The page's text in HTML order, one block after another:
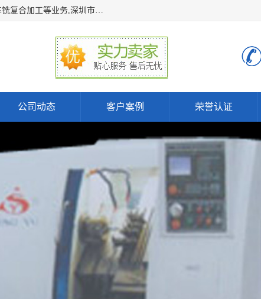
深圳市宝安区石岩瑞鑫五金制品厂主要经营丝杆加工、恒压阀、长轴加工、数控车床加工、叶轮、车铣复合加工等业务,深圳市宝安区石岩瑞鑫五金制品厂产品广泛应用于按摩椅、各类阀门、电机等石化类、机械类产品.
公司动态 客户案例 荣誉认证